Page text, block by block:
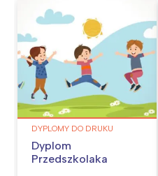
DYPLOMY DO DRUKU
Dyplom
Przedszkolaka